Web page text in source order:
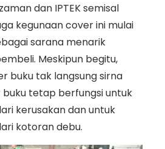
dan IPTEK semisal
kegunaan cover ini mulai
sarana menarik
Meskipun begitu,
buku tak langsung sirna
buku tetap berfungsi untuk
kerusakan dan untuk
kotoran debu.